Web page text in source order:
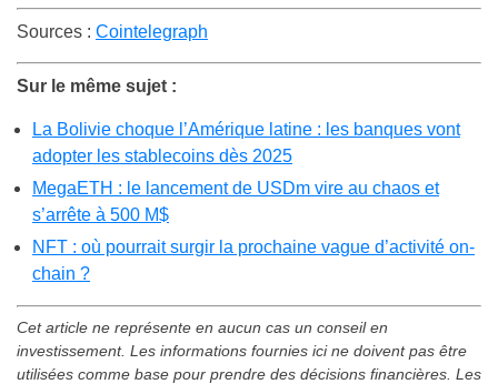
Sources : Cointelegraph
Sur le même sujet :
La Bolivie choque l’Amérique latine : les banques vont
adopter les stablecoins dès 2025
MegaETH : le lancement de USDm vire au chaos et
s’arrête à 500 M$
NFT : où pourrait surgir la prochaine vague d’activité on-
chain ?
Cet article ne représente en aucun cas un conseil en
investissement. Les informations fournies ici ne doivent pas être
utilisées comme base pour prendre des décisions financières. Les